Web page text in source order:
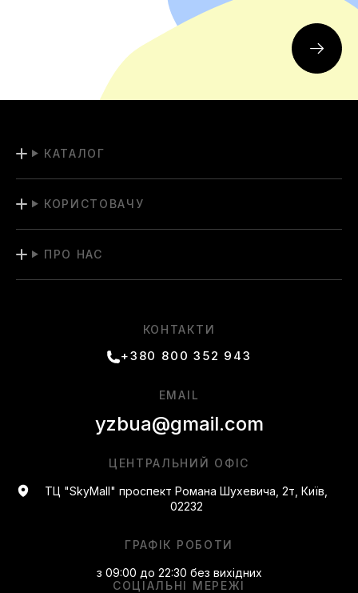
КАТАЛОГ
КОРИСТОВАЧУ
ПРО НАС
КОНТАКТИ
+380 800 352 943
ЦЕНТРАЛЬНИЙ ОФІС
ТЦ "SkyMall" проспект Романа Шухевича, 2т, Київ,
02232
СОЦІАЛЬНІ МЕРЕЖІ
EMAIL
yzbua@gmail.com
ГРАФІК РОБОТИ
з 09:00 до 22:30 без вихідних